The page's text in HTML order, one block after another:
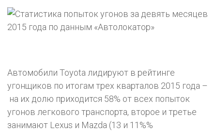
Автомобили Toyota лидируют в рейтинге
угонщиков по итогам трех кварталов 2015 года –
на их долю приходится 58% от всех попыток
угонов легкового транспорта, второе и третье
занимают Lexus и Mazda (13 и 11%%